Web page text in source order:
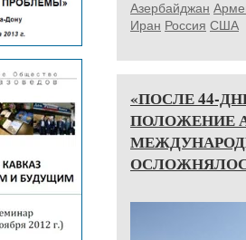
Азербайджан
Иран Россия США
«ПОСЛЕ 44-
ПОЛОЖЕНИЕ